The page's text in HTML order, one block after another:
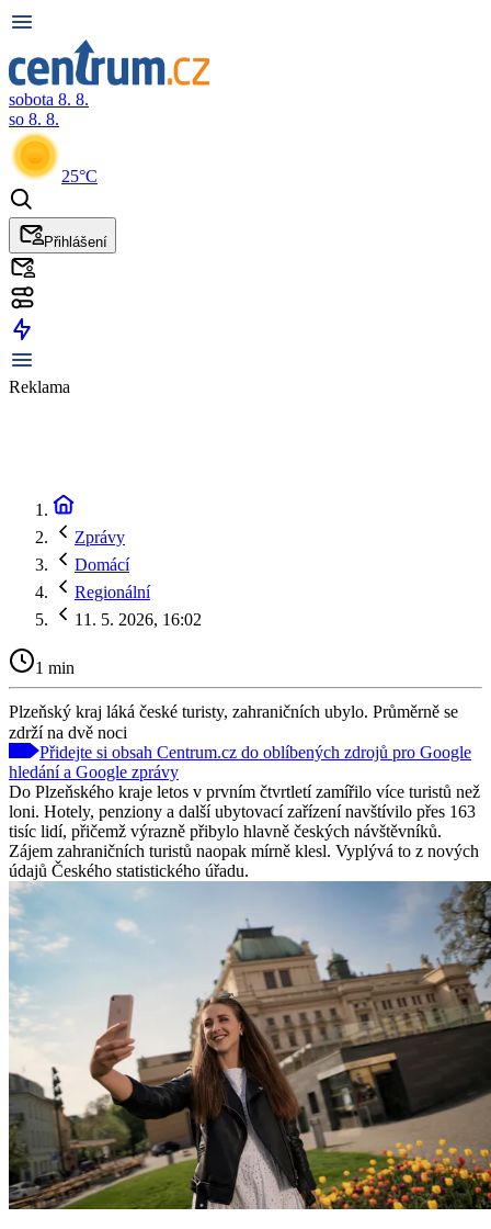
sobota 8. 8.
so 8. 8.
25°C
Přihlášení
Reklama
Zprávy
Domácí
Regionální
11. 5. 2026, 16:02
1 min
Plzeňský kraj láká české turisty, zahraničních ubylo. Průměrně se
zdrží na dvě noci
Přidejte si obsah Centrum.cz do oblíbených zdrojů pro Google
hledání a Google zprávy
Do Plzeňského kraje letos v prvním čtvrtletí zamířilo více turistů než
loni. Hotely, penziony a další ubytovací zařízení navštívilo přes 163
tisíc lidí, přičemž výrazně přibylo hlavně českých návštěvníků.
Zájem zahraničních turistů naopak mírně klesl. Vyplývá to z nových
údajů Českého statistického úřadu.